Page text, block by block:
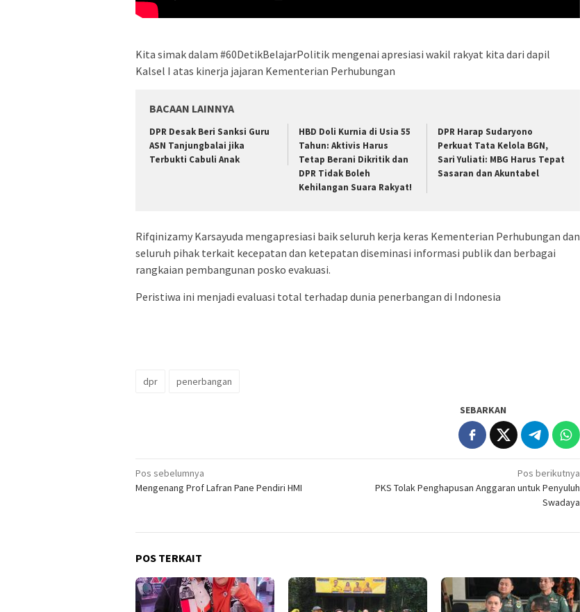
Kita simak dalam #60DetikBelajarPolitik mengenai apresiasi wakil rakyat kita dari dapil
Kalsel I atas kinerja jajaran Kementerian Perhubungan
BACAAN LAINNYA
DPR Desak Beri Sanksi Guru
ASN Tanjungbalai jika
Terbukti Cabuli Anak
HBD Doli Kurnia di Usia 55
Tahun: Aktivis Harus
Tetap Berani Dikritik dan
DPR Tidak Boleh
Kehilangan Suara Rakyat!
DPR Harap Sudaryono
Perkuat Tata Kelola BGN,
Sari Yuliati: MBG Harus Tepat
Sasaran dan Akuntabel
Rifqinizamy Karsayuda mengapresiasi baik seluruh kerja keras Kementerian Perhubungan dan
seluruh pihak terkait kecepatan dan ketepatan diseminasi informasi publik dan berbagai
rangkaian pembangunan posko evakuasi.
Peristiwa ini menjadi evaluasi total terhadap dunia penerbangan di Indonesia
dpr penerbangan
SEBARKAN
Navigasi
pos
Pos sebelumnya
Mengenang Prof Lafran Pane Pendiri HMI
Pos berikutnya
PKS Tolak Penghapusan Anggaran untuk Penyuluh
Swadaya
POS TERKAIT